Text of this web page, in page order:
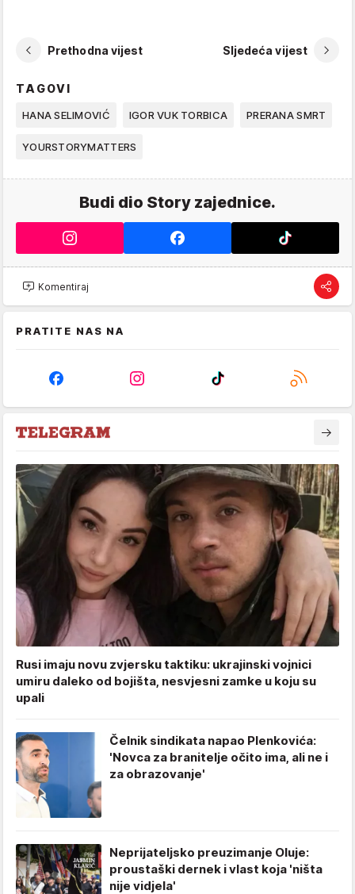
Prethodna vijest Sljedeća vijest
TAGOVI
HANA SELIMOVIĆ IGOR VUK TORBICA PRERANA SMRT
YOURSTORYMATTERS
Budi dio Story zajednice.
Komentiraj
PRATITE NAS NA
Rusi imaju novu zvjersku taktiku: ukrajinski vojnici
umiru daleko od bojišta, nesvjesni zamke u koju su
upali
Čelnik sindikata napao Plenkovića:
'Novca za branitelje očito ima, ali ne i
za obrazovanje'
Neprijateljsko preuzimanje Oluje:
proustaški dernek i vlast koja 'ništa
nije vidjela'